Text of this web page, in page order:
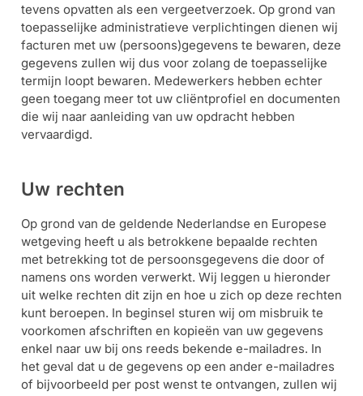
tevens opvatten als een vergeetverzoek. Op grond van
toepasselijke administratieve verplichtingen dienen wij
facturen met uw (persoons)gegevens te bewaren, deze
gegevens zullen wij dus voor zolang de toepasselijke
termijn loopt bewaren. Medewerkers hebben echter
geen toegang meer tot uw cliëntprofiel en documenten
die wij naar aanleiding van uw opdracht hebben
vervaardigd.
Uw rechten
Op grond van de geldende Nederlandse en Europese
wetgeving heeft u als betrokkene bepaalde rechten
met betrekking tot de persoonsgegevens die door of
namens ons worden verwerkt. Wij leggen u hieronder
uit welke rechten dit zijn en hoe u zich op deze rechten
kunt beroepen. In beginsel sturen wij om misbruik te
voorkomen afschriften en kopieën van uw gegevens
enkel naar uw bij ons reeds bekende e-mailadres. In
het geval dat u de gegevens op een ander e-mailadres
of bijvoorbeeld per post wenst te ontvangen, zullen wij